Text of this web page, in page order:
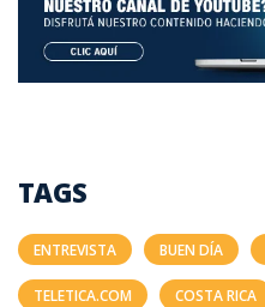
TAGS
ENTREVISTA BUEN DÍA
TELETICA.COM COSTA RICA